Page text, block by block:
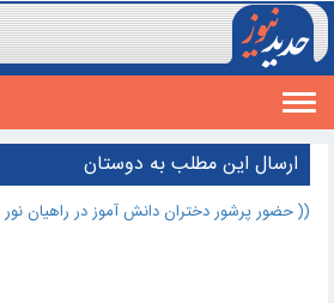
Toggle
navigation
ارسال اين مطلب به دوستان
(( حضور پرشور دختران دانش آموز در راهیان